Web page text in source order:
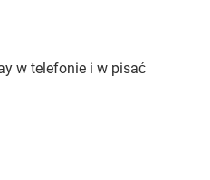
w telefonie i w pisać